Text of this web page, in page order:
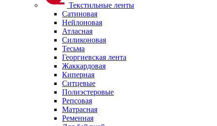
Текстильные ленты
Сатиновая
Нейлоновая
Атласная
Силиконовая
Тесьма
Георгиевская лента
Жаккардовая
Киперная
Ситцевые
Полиэстеровые
Репсовая
Матрасная
Ременная